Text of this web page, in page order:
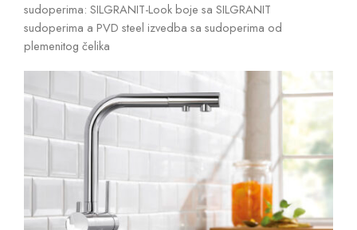
sudoperima: SILGRANIT-Look boje sa SILGRANIT
sudoperima a PVD steel izvedba sa sudoperima od
plemenitog čelika